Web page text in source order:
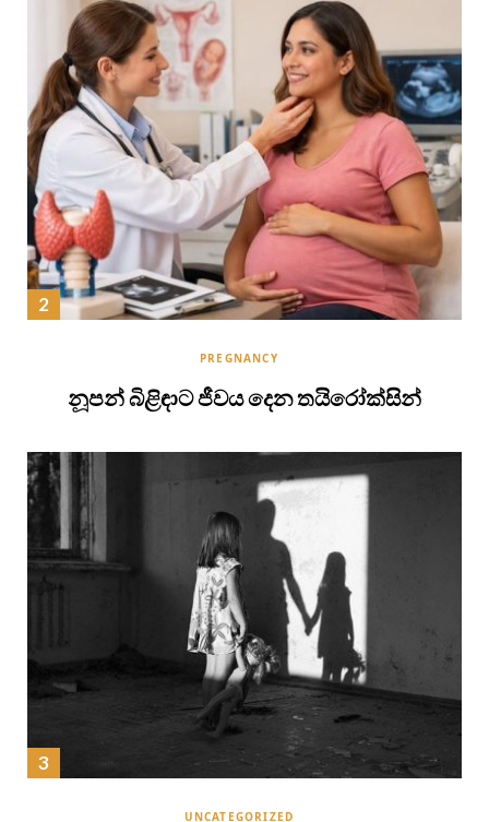
PREGNANCY
නූපන් බිළිඳාට ජීවය දෙන තයිරෝක්සින්
UNCATEGORIZED